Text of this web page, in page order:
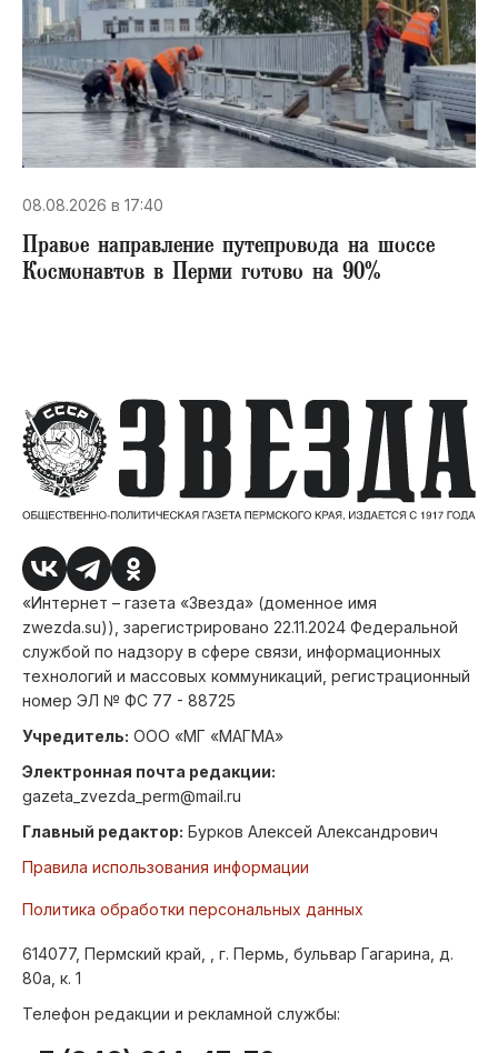
08.08.2026 в 17:40
Правое направление путепровода на шоссе
Космонавтов в Перми готово на 90%
«Интернет – газета «Звезда» (доменное имя
zwezda.su)), зарегистрировано 22.11.2024 Федеральной
службой по надзору в сфере связи, информационных
технологий и массовых коммуникаций, регистрационный
номер ЭЛ № ФС 77 - 88725
Учредитель: ООО «МГ «МАГМА»
Электронная почта редакции:
gazeta_zvezda_perm@mail.ru
Главный редактор: Бурков Алексей Александрович
Правила использования информации
Политика обработки персональных данных
614077, Пермский край, , г. Пермь, бульвар Гагарина, д.
80а, к. 1
Телефон редакции и рекламной службы: